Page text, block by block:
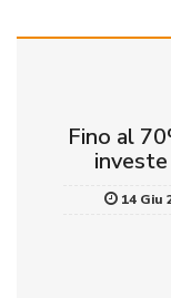
Fino al
14 Giu